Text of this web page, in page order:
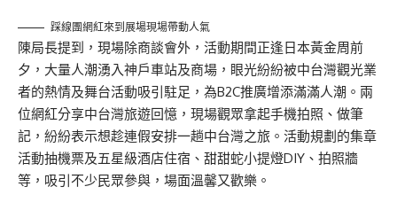
踩線團網紅來到展場現場帶動人氣
陳局長提到，現場除商談會外，活動期間正逢日本黃金周前
夕，大量人潮湧入神戶車站及商場，眼光紛紛被中台灣觀光業
者的熱情及舞台活動吸引駐足，為B2C推廣增添滿滿人潮。兩
位網紅分享中台灣旅遊回憶，現場觀眾拿起手機拍照、做筆
記，紛紛表示想趁連假安排一趟中台灣之旅。活動規劃的集章
活動抽機票及五星級酒店住宿、甜甜蛇小提燈DIY、拍照牆
等，吸引不少民眾參與，場面溫馨又歡樂。